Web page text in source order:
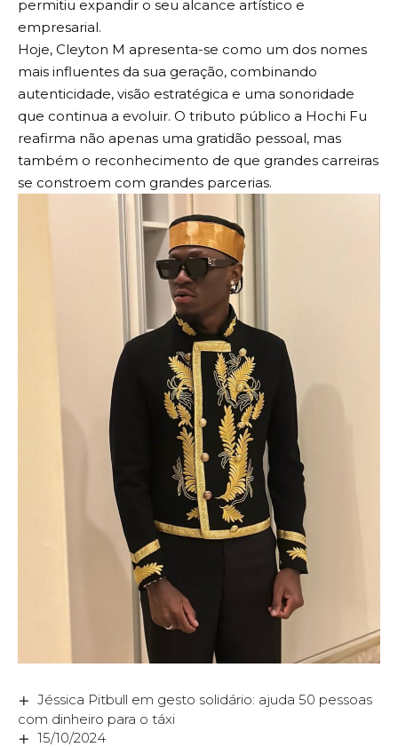
permitiu expandir o seu alcance artístico e
empresarial.
Hoje, Cleyton M apresenta-se como um dos nomes
mais influentes da sua geração, combinando
autenticidade, visão estratégica e uma sonoridade
que continua a evoluir. O tributo público a Hochi Fu
reafirma não apenas uma gratidão pessoal, mas
também o reconhecimento de que grandes carreiras
se constroem com grandes parcerias.
Jéssica Pitbull em gesto solidário: ajuda 50 pessoas
com dinheiro para o táxi
15/10/2024